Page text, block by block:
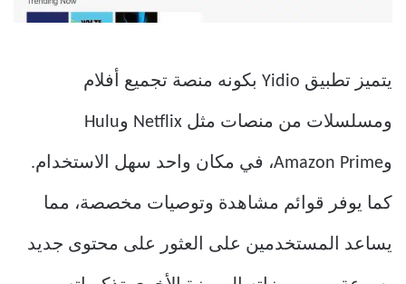
يتميز تطبيق Yidio بكونه منصة تجميع أفلام
ومسلسلات من منصات مثل Netflix وHulu
وAmazon Prime، في مكان واحد سهل الاستخدام.
كما يوفر قوائم مشاهدة وتوصيات مخصصة، مما
يساعد المستخدمين على العثور على محتوى جديد